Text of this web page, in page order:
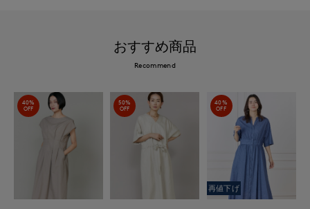
おすすめ商品
Recommend
40%
OFF
50%
OFF
40%
OFF
再値下げ